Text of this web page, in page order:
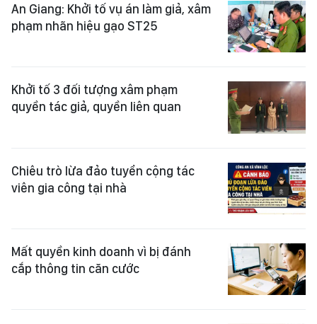
An Giang: Khởi tố vụ án làm giả, xâm
phạm nhãn hiệu gạo ST25
Khởi tố 3 đối tượng xâm phạm
quyền tác giả, quyền liên quan
Chiêu trò lừa đảo tuyển cộng tác
viên gia công tại nhà
Mất quyền kinh doanh vì bị đánh
cắp thông tin căn cước